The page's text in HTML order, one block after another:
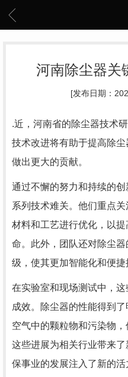
河南除尘器关
[发布日期：
.近，河南省的除尘器技术
技术改进将有助于提高除
做出更大的贡献。
通过不懈的努力和持续的
系列技术难关。他们重点
材料和工艺进行优化，以
命。此外，团队还对除尘
级，使其更加智能化和便捷
在实验室和现场测试中，
成效。除尘器的性能得到
空气中的颗粒物和污染物，
这些进展为相关行业带来
保事业的发展注入了新的活